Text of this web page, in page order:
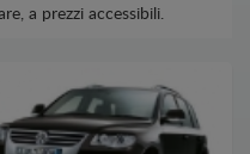
a prezzi accessibili.